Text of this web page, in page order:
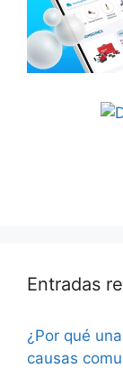
Entradas
¿Por qué
causas